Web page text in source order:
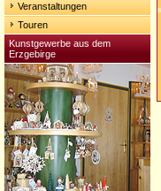
Veranstaltungen
Touren
Kunstgewerbe aus dem
Erzgebirge